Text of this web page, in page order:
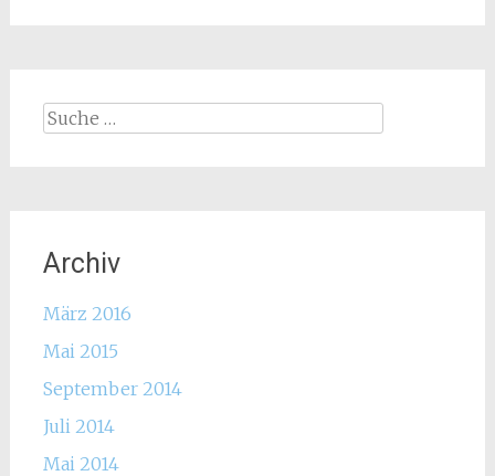
Suche
Archiv
März 2016
Mai 2015
September 2014
Juli 2014
Mai 2014